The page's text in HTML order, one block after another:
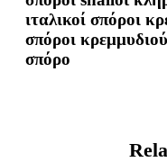
ιταλικοί σπόροι
σπόροι
σπόρο